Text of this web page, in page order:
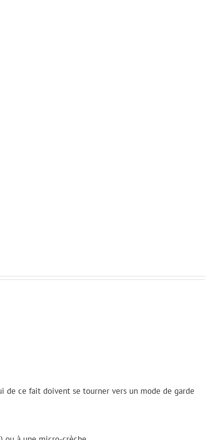
de ce fait doivent se tourner vers un mode de garde